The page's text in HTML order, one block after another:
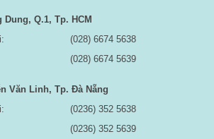
Dung, Q.1, Tp. HCM
(028) 6674 5638
(028) 6674 5639
Văn Linh, Tp. Đà Nẵng
(0236) 352 5638
(0236) 352 5639